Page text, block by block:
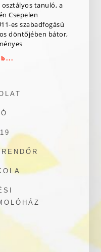
osztályos tanuló, a
Csepelen
es szabadfogású
döntőjében bátor,